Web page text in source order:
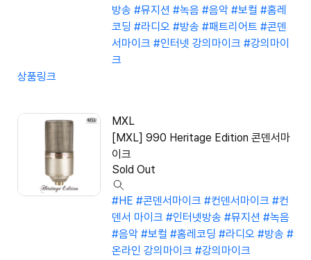
방송 #뮤지션 #녹음 #음악 #보컬 #홈레
코딩 #라디오 #방송 #패트리어트 #콘덴
서마이크 #인터넷 강의마이크 #강의마이
크
상품링크
MXL
[MXL] 990 Heritage Edition 콘덴서마
이크
Sold Out
#HE #콘덴서마이크 #컨덴서마이크 #컨
덴서 마이크 #인터넷방송 #뮤지션 #녹음
#음악 #보컬 #홈레코딩 #라디오 #방송 #
온라인 강의마이크 #강의마이크